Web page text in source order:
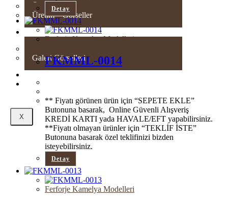
Üretim – Videolar
Üretim – Görseller
GALERI
Galeri Görselleri
X
Detay
Ferforje Kamelya Modelleri
FKMML-0014
** Fiyatı görünen ürün için “SEPETE EKLE”
Butonuna basarak, Online Güvenli Alışveriş
KREDİ KARTI yada HAVALE/EFT yapabilirsiniz.
**Fiyatı olmayan ürünler için “TEKLİF İSTE”
Butonuna basarak özel teklifinizi bizden
isteyebilirsiniz.
Detay
Ferforje Kamelya Modelleri